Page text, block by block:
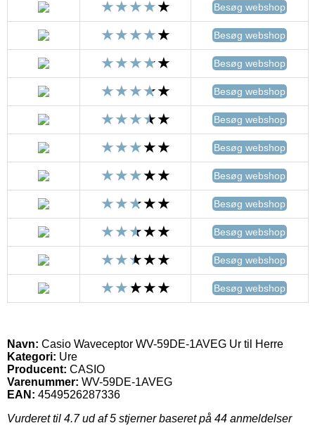
Besøg webshop
Besøg webshop
Besøg webshop
Besøg webshop
Besøg webshop
Besøg webshop
Besøg webshop
Besøg webshop
Besøg webshop
Besøg webshop
Besøg webshop
Navn: Casio Waveceptor WV-59DE-1AVEG Ur til Herre
Kategori: Ure
Producent: CASIO
Varenummer: WV-59DE-1AVEG
EAN: 4549526287336
Vurderet til 4.7ud af 5 stjerner baseret på 44 anmeldelser